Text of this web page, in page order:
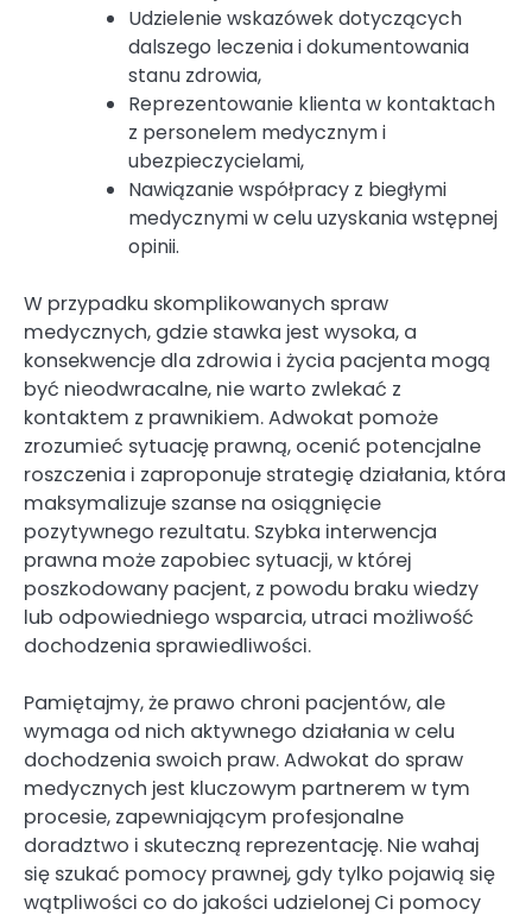
Udzielenie wskazówek dotyczących
dalszego leczenia i dokumentowania
stanu zdrowia,
Reprezentowanie klienta w kontaktach
z personelem medycznym i
ubezpieczycielami,
Nawiązanie współpracy z biegłymi
medycznymi w celu uzyskania wstępnej
opinii.
W przypadku skomplikowanych spraw
medycznych, gdzie stawka jest wysoka, a
konsekwencje dla zdrowia i życia pacjenta mogą
być nieodwracalne, nie warto zwlekać z
kontaktem z prawnikiem. Adwokat pomoże
zrozumieć sytuację prawną, ocenić potencjalne
roszczenia i zaproponuje strategię działania, która
maksymalizuje szanse na osiągnięcie
pozytywnego rezultatu. Szybka interwencja
prawna może zapobiec sytuacji, w której
poszkodowany pacjent, z powodu braku wiedzy
lub odpowiedniego wsparcia, utraci możliwość
dochodzenia sprawiedliwości.
Pamiętajmy, że prawo chroni pacjentów, ale
wymaga od nich aktywnego działania w celu
dochodzenia swoich praw. Adwokat do spraw
medycznych jest kluczowym partnerem w tym
procesie, zapewniającym profesjonalne
doradztwo i skuteczną reprezentację. Nie wahaj
się szukać pomocy prawnej, gdy tylko pojawią się
wątpliwości co do jakości udzielonej Ci pomocy